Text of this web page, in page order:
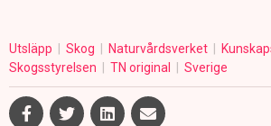
Utsläpp Skog Naturvårdsverket
Skogsstyrelsen
TN original Sverige